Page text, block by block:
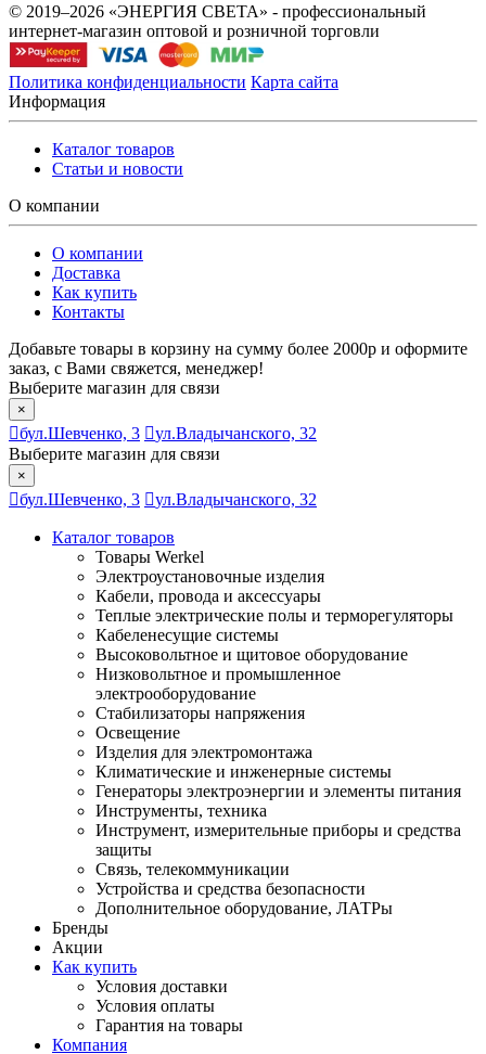
© 2019–2026 «ЭНЕРГИЯ СВЕТА» - профессиональный
интернет-магазин оптовой и розничной торговли
Политика конфиденциальности Карта сайта
Информация
Каталог товаров
Статьи и новости
О компании
О компании
Доставка
Как купить
Контакты
Добавьте товары в корзину на сумму более 2000р и оформите
заказ, с Вами свяжется, менеджер!
Выберите магазин для связи
×
бул.Шевченко, 3
ул.Владычанского, 32
Выберите магазин для связи
×
бул.Шевченко, 3 ул.Владычанского, 32
Каталог товаров
Товары Werkel
Электроустановочные изделия
Кабели, провода и аксессуары
Теплые электрические полы и терморегуляторы
Кабеленесущие системы
Высоковольтное и щитовое оборудование
Низковольтное и промышленное
электрооборудование
Стабилизаторы напряжения
Освещение
Изделия для электромонтажа
Климатические и инженерные системы
Генераторы электроэнергии и элементы питания
Инструменты, техника
Инструмент, измерительные приборы и средства
защиты
Связь, телекоммуникации
Устройства и средства безопасности
Дополнительное оборудование, ЛАТРы
Бренды
Акции
Как купить
Условия доставки
Условия оплаты
Гарантия на товары
Компания